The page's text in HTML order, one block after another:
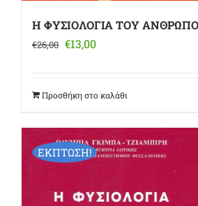
Η ΦΥΣΙΟΛΟΓΙΑ ΤΟΥ
€26,00 Original
€26,00.
€13,00Η
είναι:
Προσθήκη στο καλάθι
ΕΚΠΤΩΣΗ!